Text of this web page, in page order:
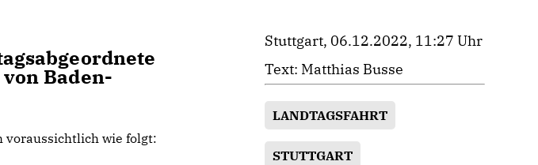
Baden-
voraussichtlich wie folgt:
Stuttgart, 06.12.2022, 11:27 Uhr
Text: Matthias Busse
LANDTAGSFAHRT
STUTTGART